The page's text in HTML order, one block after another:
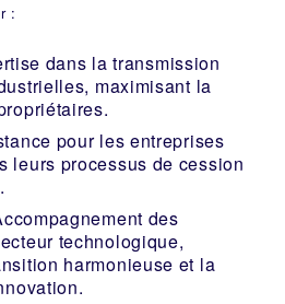
:
dans la transmission
maximisant la
pour les entreprises
leurs processus de cession
des
technologique,
harmonieuse et la